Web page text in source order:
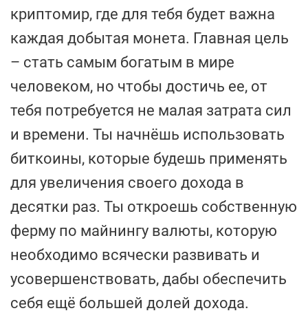
криптомир, где для тебя будет важна
каждая добытая монета. Главная цель
– стать самым богатым в мире
человеком, но чтобы достичь ее, от
тебя потребуется не малая затрата сил
и времени. Ты начнёшь использовать
биткоины, которые будешь применять
для увеличения своего дохода в
десятки раз. Ты откроешь собственную
ферму по майнингу валюты, которую
необходимо всячески развивать и
усовершенствовать, дабы обеспечить
себя ещё большей долей дохода.